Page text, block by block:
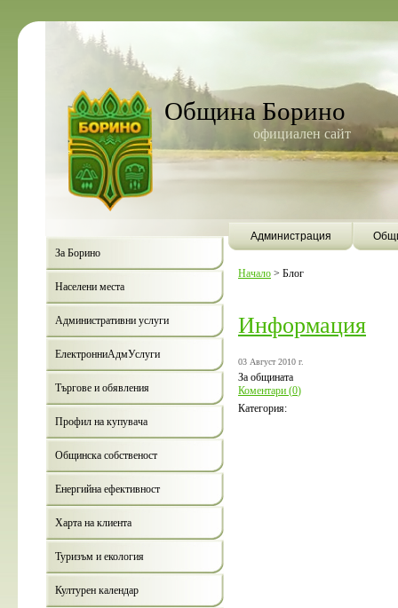
Община Борино
официален сайт
Администрация
За Борино
Населени места
Административни услуги
ЕлектронниАдмУслуги
Търгове и обявления
Профил на купувача
Общинска собственост
Енергийна ефективност
Харта на клиента
Туризъм и екология
Културен календар
Начало > Блог
Информация
03 Август 2010 г.
За общината
Коментари (0)
Категория: